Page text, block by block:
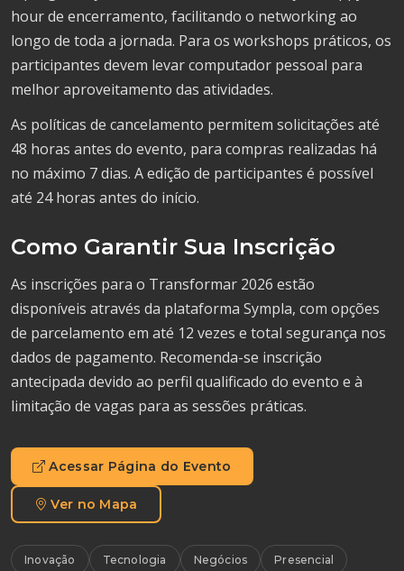
hour de encerramento, facilitando o networking ao
longo de toda a jornada. Para os workshops práticos, os
participantes devem levar computador pessoal para
melhor aproveitamento das atividades.
As políticas de cancelamento permitem solicitações até
48 horas antes do evento, para compras realizadas há
no máximo 7 dias. A edição de participantes é possível
até 24 horas antes do início.
Como Garantir Sua Inscrição
As inscrições para o Transformar 2026 estão
disponíveis através da plataforma Sympla, com opções
de parcelamento em até 12 vezes e total segurança nos
dados de pagamento. Recomenda-se inscrição
antecipada devido ao perfil qualificado do evento e à
limitação de vagas para as sessões práticas.
Acessar Página do Evento
Ver no Mapa
Inovação Tecnologia Negócios Presencial